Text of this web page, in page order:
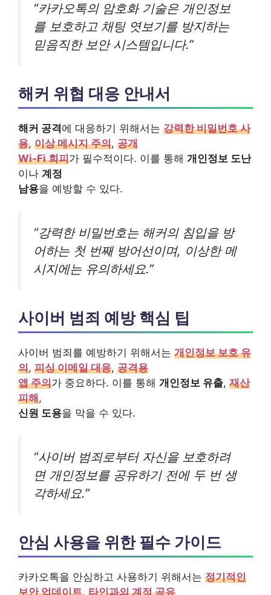
“카카오톡의 암호화 기술은 개인정보
를 보호하고 채팅 엿보기를 방지하는
믿음직한 보안 시스템입니다.”
해커 위협 대응 안내서
해커 공격에 대응하기 위해서는 강력한 비밀번호 사
용, 이상 메시지 주의, 공개
Wi-Fi 회피가 필수적이다. 이를 통해 개인정보 도난
이나 계정
남용을 예방할 수 있다.
“강력한 비밀번호는 해커의 침입을 방
어하는 첫 번째 방어선이며, 이상한 메
시지에는 유의하세요.”
사이버 범죄 예방 핵심 팁
사이버 범죄를 예방하기 위해서는 개인정보 보호 유
의, 피싱 이메일 대응, 공격용
앱 주의가 중요하다. 이를 통해 개인정보 유출, 재산
피해,
신원 도용을 막을 수 있다.
“사이버 범죄로부터 자신을 보호하려
면 개인정보를 공유하기 전에 두 번 생
각하세요.”
안심 사용을 위한 필수 가이드
카카오톡을 안심하고 사용하기 위해서는 정기적인
보안 업데이트, 타인과의 계정 공유